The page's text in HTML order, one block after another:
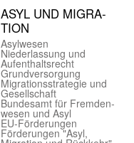
ASYL UND MIGRA­
TION
Asyl­wesen
Nieder­lassung und
Aufent­halts­recht
Grund­versorgung
Migrations­strategie und
Gesell­schaft
Bundes­amt für Fremden­
wesen und Asyl
EU-Förde­rungen
Förderungen "Asyl,